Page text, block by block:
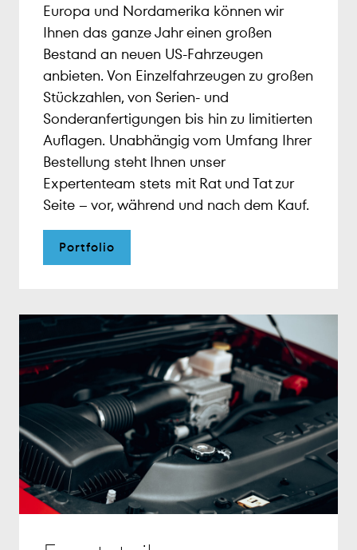
Europa und Nordamerika können wir
Ihnen das ganze Jahr einen großen
Bestand an neuen US-Fahrzeugen
anbieten. Von Einzelfahrzeugen zu großen
Stückzahlen, von Serien- und
Sonderanfertigungen bis hin zu limitierten
Auflagen. Unabhängig vom Umfang Ihrer
Bestellung steht Ihnen unser
Expertenteam stets mit Rat und Tat zur
Seite – vor, während und nach dem Kauf.
Portfolio